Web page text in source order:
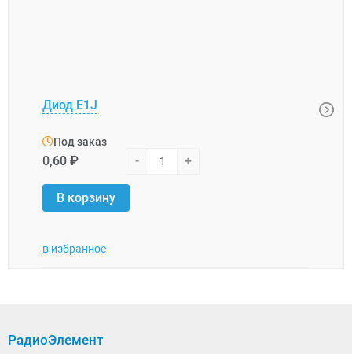
Диод E1J
Под заказ
0,60 ₽ - +
В корзину
в избранное
РадиоЭлемент